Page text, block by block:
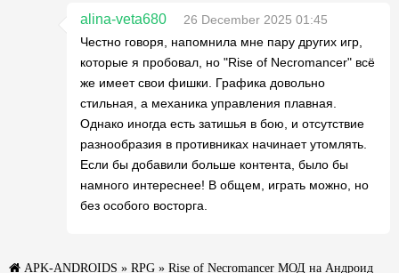
alina-veta680
26 December 2025 01:45
Честно говоря, напомнила мне пару других игр,
которые я пробовал, но "Rise of Necromancer" всё
же имеет свои фишки. Графика довольно
стильная, а механика управления плавная.
Однако иногда есть затишья в бою, и отсутствие
разнообразия в противниках начинает утомлять.
Если бы добавили больше контента, было бы
намного интереснее! В общем, играть можно, но
без особого восторга.
APK-ANDROIDS » RPG » Rise of Necromancer МОД на Андроид